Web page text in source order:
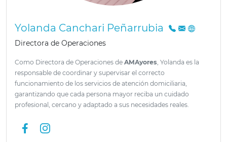
Yolanda Canchari Peñarrubia
Directora de Operaciones
Como Directora de Operaciones de AMAyores , Yolanda es la
responsable de coordinar y supervisar el correcto
funcionamiento de los servicios de atención domiciliaria,
garantizando que cada persona mayor reciba un cuidado
profesional, cercano y adaptado a sus necesidades reales.